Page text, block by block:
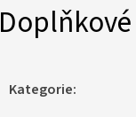
Kategorie: